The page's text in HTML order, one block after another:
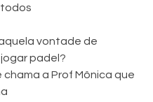
todos
vontade de
padel?
a Prof Mônica que